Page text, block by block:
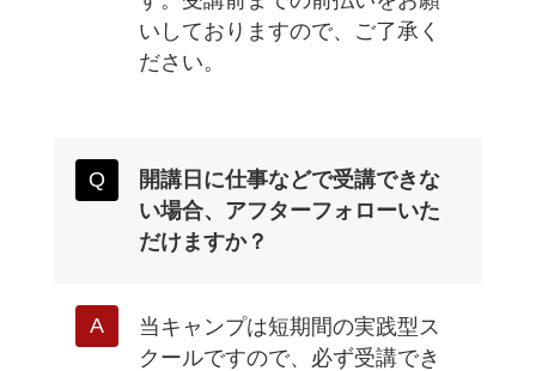
いしておりますので、ご了承く
ださい。
開講日に仕事などで受講できな
い場合、アフターフォローいた
だけますか？
当キャンプは短期間の実践型ス
クールですので、必ず受講でき